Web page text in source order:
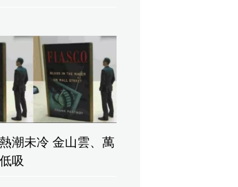
潮未冷 金山雲、萬
吸